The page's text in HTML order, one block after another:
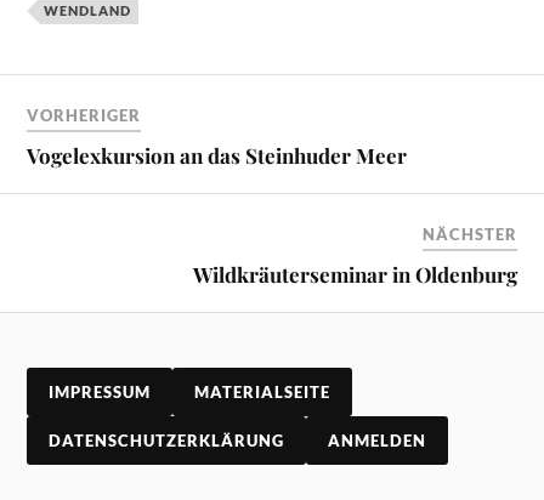
WENDLAND
VORHERIGER
Vogelexkursion an das Steinhuder Meer
NÄCHSTER
Wildkräuterseminar in Oldenburg
IMPRESSUM MATERIALSEITE
DATENSCHUTZERKLÄRUNG ANMELDEN